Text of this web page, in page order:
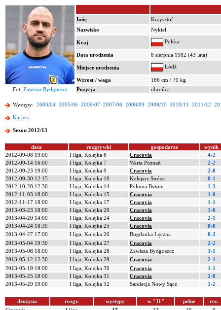
Imię
Krzysztof
Nazwisko
Nykiel
Kraj Polska
Data urodzenia 8 sierpnia 1982 (43 lata)
Miejsce urodzenia Łódź
Wzrost / waga
186 cm / 79 kg
Fot: Zawisza Bydgoszcz Pozycja obrońca
Występy: 2003/04 2005/06 2006/07 2007/08 2008/09 2009/10 2010/11 2011/12
Kariera
Sezon 2012/13
data rozgrywki gospodarze
wynik
2012-09-08 19:00
I liga, Kolejka 6 Cracovia
4-2
2012-09-14 16:00
I liga, Kolejka 7 Warta Poznań
2-2
2012-09-23 19:00
I liga, Kolejka 9 Cracovia
2-0
2012-09-30 12:15
I liga, Kolejka 10 Kolejarz Stróże
0-1
2012-10-28 12:30
I liga, Kolejka 14 Polonia Bytom
1-3
2012-11-03 18:00
I liga, Kolejka 15 Cracovia
1-0
2012-11-17 18:00
I liga, Kolejka 17 Cracovia
1-1
2013-03-23 18:00
I liga, Kolejka 20 Cracovia
1-0
2013-04-20 14:00
I liga, Kolejka 24 Cracovia
2-1
2013-04-24 18:30
I liga, Kolejka 25 Cracovia
0-0
2013-04-27 17:00
I liga, Kolejka 26 Bogdanka Łęczna
0-2
2013-05-04 19:30
I liga, Kolejka 27 Cracovia
2-2
2013-05-08 18:00
I liga, Kolejka 28 Zawisza Bydgoszcz
3-1
2013-05-12 12:30
I liga, Kolejka 29 Cracovia
2-1
2013-05-19 19:00
I liga, Kolejka 30 Cracovia
1-1
2013-05-25 18:00
I liga, Kolejka 31 Cracovia
2-0
2013-05-29 19:00
I liga, Kolejka 32 Sandecja Nowy Sącz 1-2
drużyna rozgr. występy w "11" pełne
rez.